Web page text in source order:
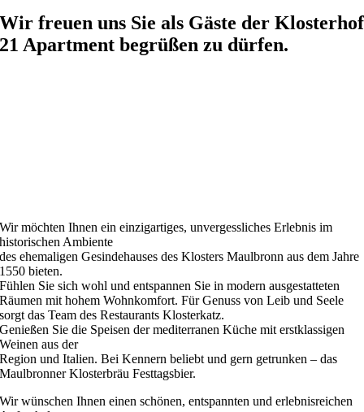
Wir freuen uns Sie als Gäste der Klosterhof
21 Apartment begrüßen zu dürfen.
Wir möchten Ihnen ein einzigartiges, unvergessliches Erlebnis im
historischen Ambiente
des ehemaligen Gesindehauses des Klosters Maulbronn aus dem Jahre
1550 bieten.
Fühlen Sie sich wohl und entspannen Sie in modern ausgestatteten
Räumen mit hohem Wohnkomfort. Für Genuss von Leib und Seele
sorgt das Team des Restaurants Klosterkatz.
Genießen Sie die Speisen der mediterranen Küche mit erstklassigen
Weinen aus der
Region und Italien. Bei Kennern beliebt und gern getrunken – das
Maulbronner Klosterbräu Festtagsbier.
Wir wünschen Ihnen einen schönen, entspannten und erlebnisreichen